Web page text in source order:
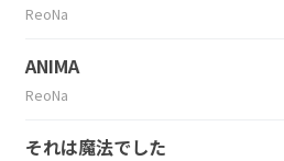
ReoNa
ANIMA
ReoNa
それは魔法でした